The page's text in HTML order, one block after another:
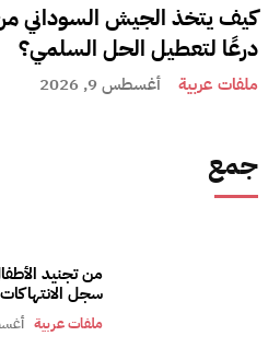
كيف يتخذ الجيش السوداني من
درعًا لتعطيل الحل السلمي؟
ملفات عربية أغسطس 9, 2026
جمع
من تجنيد
سجل
ملفات عربية